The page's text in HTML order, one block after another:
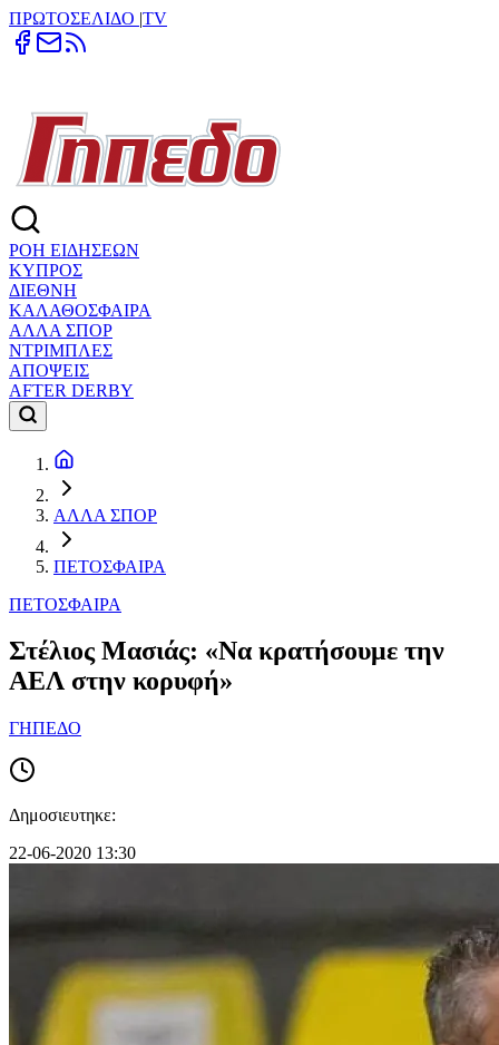
ΠΡΩΤΟΣΕΛΙΔΟ |TV
ΡΟΗ ΕΙΔΗΣΕΩΝ
ΚΥΠΡΟΣ
ΔΙΕΘΝΗ
ΚΑΛΑΘΟΣΦΑΙΡΑ
ΑΛΛΑ ΣΠΟΡ
ΝΤΡΙΜΠΛΕΣ
ΑΠΟΨΕΙΣ
AFTER DERBY
ΑΛΛΑ ΣΠΟΡ
ΠΕΤΟΣΦΑΙΡΑ
ΠΕΤΟΣΦΑΙΡΑ
Στέλιος Μασιάς: «Να κρατήσουμε την
ΑΕΛ στην κορυφή»
ΓΗΠΕΔΟ
Δημοσιευτηκε:
22-06-2020 13:30